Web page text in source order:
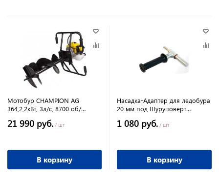
Мотобур CHAMPION AG
364,2,2кВт, 3л/с, 8700 об/
21 990 руб. / шт
В корзину
Насадка-Адаптер для ледобура
20 мм под Шуруповерт
1 080 руб. / шт
В корзину